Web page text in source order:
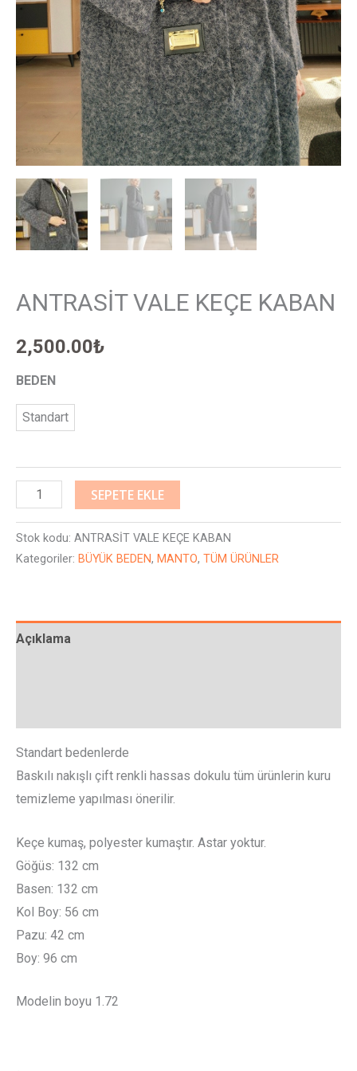
ANTRASİT VALE KEÇE KABAN
2,500.00₺
BEDEN
Standart
SEPETE EKLE
Stok kodu: ANTRASİT VALE KEÇE KABAN
Kategoriler: BÜYÜK BEDEN, MANTO, TÜM ÜRÜNLER
Açıklama
Standart bedenlerde
Baskılı nakışlı çift renkli hassas dokulu tüm ürünlerin kuru
temizleme yapılması önerilir.
Keçe kumaş, polyester kumaştır. Astar yoktur.
Göğüs: 132 cm
Basen: 132 cm
Kol Boy: 56 cm
Pazu: 42 cm
Boy: 96 cm
Modelin boyu 1.72